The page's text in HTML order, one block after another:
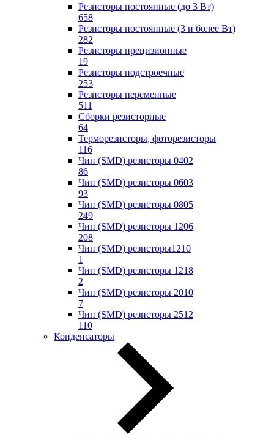
Резисторы постоянные (до 3 Вт)
658
Резисторы постоянные (3 и более Вт)
282
Резисторы прецизионные
19
Резисторы подстроечные
253
Резисторы переменные
511
Сборки резисторные
64
Терморезисторы, фоторезисторы
116
Чип (SMD) резисторы 0402
86
Чип (SMD) резисторы 0603
93
Чип (SMD) резисторы 0805
249
Чип (SMD) резисторы 1206
208
Чип (SMD) резисторы1210
1
Чип (SMD) резисторы 1218
2
Чип (SMD) резисторы 2010
7
Чип (SMD) резисторы 2512
110
Конденсаторы